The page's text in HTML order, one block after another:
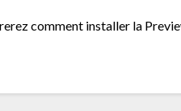
comment installer la